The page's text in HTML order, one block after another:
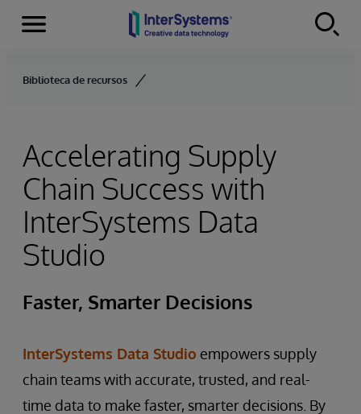
Skip to content
Menu
Biblioteca de recursos
Accelerating Supply
Chain Success with
InterSystems Data
Studio
Faster, Smarter Decisions
InterSystems Data Studio empowers supply
chain teams with accurate, trusted, and real-
time data to make faster, smarter decisions. By